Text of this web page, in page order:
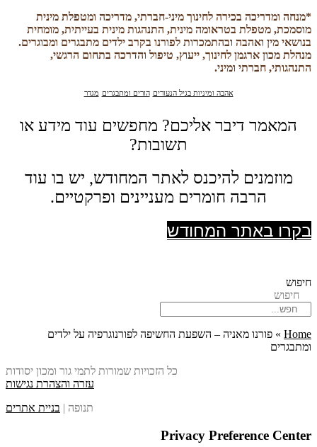
*מנחה ומדריכה בכירה לחינוך מיני-חברתי, מדריכה ומטפלת מינית
מוסמכת, מטפלת בטראומה מינית, התנהגות מינית בעייתית, מומחית
בנושאי מין ואהבה ובהתמכרות לפורנו בקרב ילדים מתבגרים ומבוגרים.
מנהלת מכון ארגמן לחינוך, ייעוץ, טיפול והדרכה בתחום הרגשי,
התנהגותי, חברתי ומיני.
אהבה ומיניות בגיל הנעורים הורים ומתבגרים מגדר
המאמר דיבר אליכם? מחפשים עוד מידע או
תשובות?
מוזמנים להיכנס לאתר המחודש, יש בו עוד
הרבה חומרים מעניינים ופרקטיים.
בקרו באתר המחודש
חיפוש
חיפוש
Home
» פורנו מאניה – השפעת החשיפה לפורנוגרפיה על ילדים
ומתבגרים
כל הזכויות שמורות לתמי גור ומכון יסודות
עזרה והצהרת נגישות
תנופה | בניית אתרים
Privacy Preference Center